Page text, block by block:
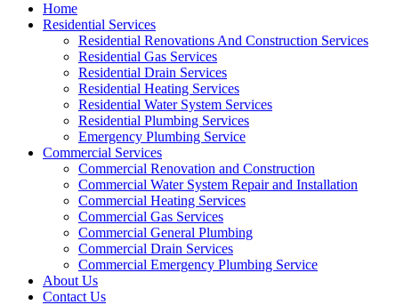
Home
Residential Services
Residential Renovations And Construction Services
Residential Gas Services
Residential Drain Services
Residential Heating Services
Residential Water System Services
Residential Plumbing Services
Emergency Plumbing Service
Commercial Services
Commercial Renovation and Construction
Commercial Water System Repair and Installation
Commercial Heating Services
Commercial Gas Services
Commercial General Plumbing
Commercial Drain Services
Commercial Emergency Plumbing Service
About Us
Contact Us